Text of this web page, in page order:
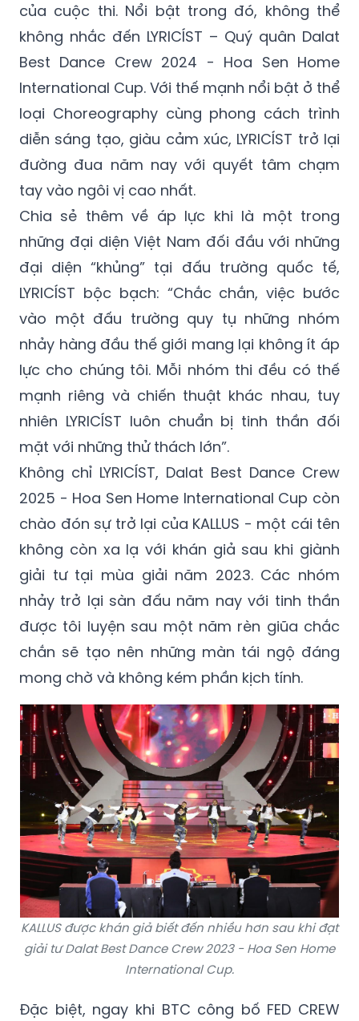
của cuộc thi. Nổi bật trong đó, không thể
không nhắc đến LYRICÍST – Quý quân Dalat
Best Dance Crew 2024 - Hoa Sen Home
International Cup. Với thế mạnh nổi bật ở thể
loại Choreography cùng phong cách trình
diễn sáng tạo, giàu cảm xúc, LYRICÍST trở lại
đường đua năm nay với quyết tâm chạm
tay vào ngôi vị cao nhất.
Chia sẻ thêm về áp lực khi là một trong
những đại diện Việt Nam đối đầu với những
đại diện “khủng” tại đấu trường quốc tế,
LYRICÍST bộc bạch: “Chắc chắn, việc bước
vào một đấu trường quy tụ những nhóm
nhảy hàng đầu thế giới mang lại không ít áp
lực cho chúng tôi. Mỗi nhóm thi đều có thế
mạnh riêng và chiến thuật khác nhau, tuy
nhiên LYRICÍST luôn chuẩn bị tinh thần đối
mặt với những thử thách lớn”.
Không chỉ LYRICÍST, Dalat Best Dance Crew
2025 - Hoa Sen Home International Cup còn
chào đón sự trở lại của KALLUS - một cái tên
không còn xa lạ với khán giả sau khi giành
giải tư tại mùa giải năm 2023. Các nhóm
nhảy trở lại sàn đấu năm nay với tinh thần
được tôi luyện sau một năm rèn giũa chắc
chắn sẽ tạo nên những màn tái ngộ đáng
mong chờ và không kém phần kịch tính.
KALLUS được khán giả biết đến nhiều hơn sau khi đạt
giải tư Dalat Best Dance Crew 2023 - Hoa Sen Home
International Cup.
Đặc biệt, ngay khi BTC công bố FED CREW